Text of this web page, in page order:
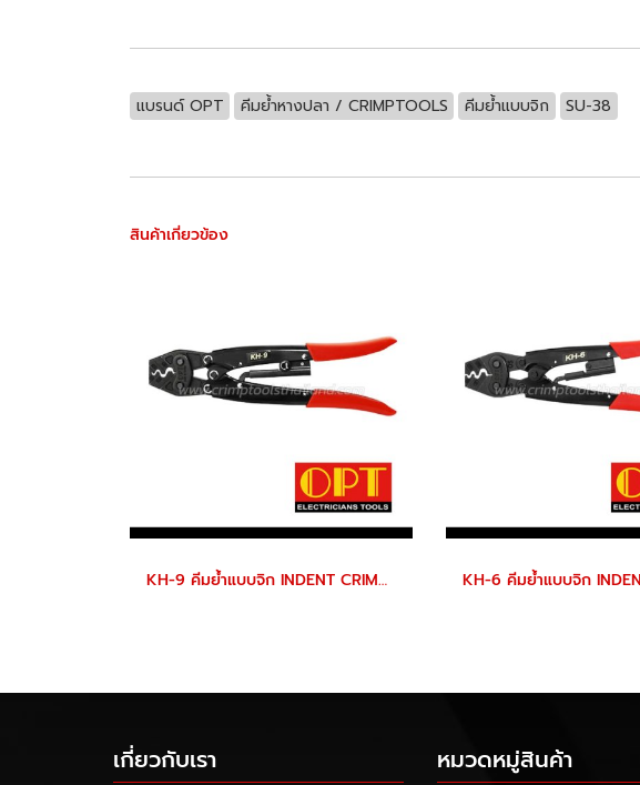
แบรนด์ OPT คีมย้ำหางปลา / CRIMPTOOLS คีมย้ำแบบจิก SU-38
สินค้าเกี่ยวข้อง
KH-9 คีมย้ำแบบจิก INDENT CRIMPING TOOLS
เกี่ยวกับเรา หมวดหมู่สินค้า